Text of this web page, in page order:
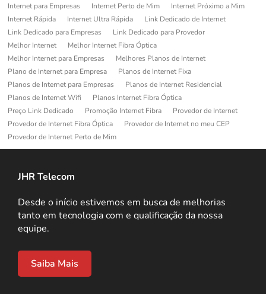
Internet para Empresas
Internet Perto de Mim
Internet Próximo a Mim
Internet Rápida
Internet Ultra Rápida
Link Dedicado de Internet
Link Dedicado para Empresas
Link Dedicado para Provedor
Melhor Internet
Melhor Internet Fibra Óptica
Melhor Internet para Empresas
Melhores Planos de Internet
Plano de Internet para Empresa
Planos de Internet Fixa
Planos de Internet para Empresas
Planos de Internet Residencial
Planos de Internet Wifi
Planos Internet Fibra Óptica
Preço Link Dedicado
Promoção Internet Fibra
Provedor de Internet
Provedor de Internet Fibra Óptica
Provedor de Internet no meu CEP
Provedor de Internet Perto de Mim
JHR Telecom
Desde o início estivemos em busca de melhorias
tanto em tecnologia com e qualificação da nossa
equipe.
Saiba Mais